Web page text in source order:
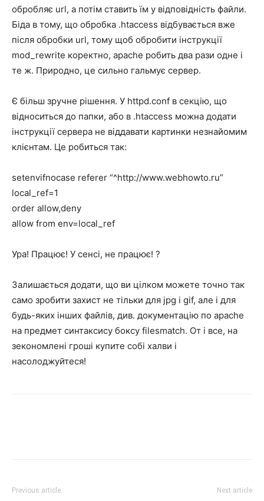
обробляє url, а потім ставить їм у відповідність файли.
Біда в тому, що обробка .htaccess відбувається вже
після обробки url, тому щоб обробити інструкції
mod_rewrite коректно, apache робить два рази одне і
те ж. Природно, це сильно гальмує сервер.
Є більш зручне рішення. У httpd.conf в секцію, що
відноситься до папки, або в .htaccess можна додати
інструкції сервера не віддавати картинки незнайомим
клієнтам. Це робиться так:
setenvifnocase referer “^http://www.webhowto.ru”
local_ref=1
order allow,deny
allow from env=local_ref
Ура! Працює! У сенсі, не працює! ?
Залишається додати, що ви цілком можете точно так
само зробити захист не тільки для jpg і gif, але і для
будь-яких інших файлів, див. документацію по apache
на предмет синтаксису боксу filesmatch. От і все, на
зекономлені гроші купите собі халви і
насолоджуйтеся!
Previous article Next article